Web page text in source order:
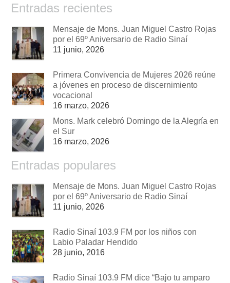
Entradas recientes
Mensaje de Mons. Juan Miguel Castro Rojas
por el 69º Aniversario de Radio Sinaí
11 junio, 2026
Primera Convivencia de Mujeres 2026 reúne
a jóvenes en proceso de discernimiento
vocacional
16 marzo, 2026
Mons. Mark celebró Domingo de la Alegría en
el Sur
16 marzo, 2026
Entradas populares
Mensaje de Mons. Juan Miguel Castro Rojas
por el 69º Aniversario de Radio Sinaí
11 junio, 2026
Radio Sinaí 103.9 FM por los niños con
Labio Paladar Hendido
28 junio, 2016
Radio Sinaí 103.9 FM dice “Bajo tu amparo